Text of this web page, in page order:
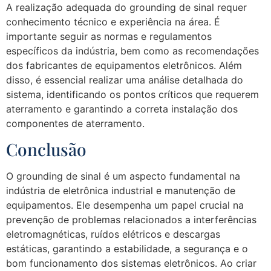
A realização adequada do grounding de sinal requer
conhecimento técnico e experiência na área. É
importante seguir as normas e regulamentos
específicos da indústria, bem como as recomendações
dos fabricantes de equipamentos eletrônicos. Além
disso, é essencial realizar uma análise detalhada do
sistema, identificando os pontos críticos que requerem
aterramento e garantindo a correta instalação dos
componentes de aterramento.
Conclusão
O grounding de sinal é um aspecto fundamental na
indústria de eletrônica industrial e manutenção de
equipamentos. Ele desempenha um papel crucial na
prevenção de problemas relacionados a interferências
eletromagnéticas, ruídos elétricos e descargas
estáticas, garantindo a estabilidade, a segurança e o
bom funcionamento dos sistemas eletrônicos. Ao criar